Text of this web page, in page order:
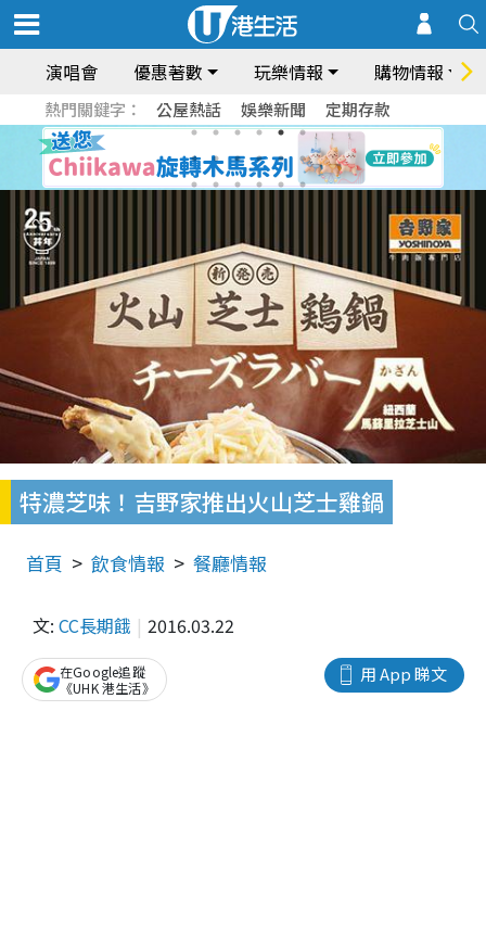
演唱會 優惠著數 玩樂情報 購物情報
熱門關鍵字： 公屋熱話 娛樂新聞 定期存款
特濃芝味！吉野家推出火山芝士雞鍋
首頁 飲食情報 餐廳情報
文: CC長期餓 2016.03.22
用 App 睇文
在Google追蹤
《UHK 港生活》